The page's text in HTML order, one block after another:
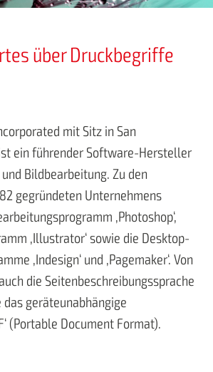
über Druckbegriffe
mit Sitz in San
ein führender Software-Hersteller
Bildbearbeitung. Zu den
gegründeten Unternehmens
‚Photoshop‘,
‚Illustrator‘ sowie die Desktop-
‚Indesign‘ und ‚Pagemaker‘. Von
die Seitenbeschreibungssprache
das geräteunabhängige
(Portable Document Format).